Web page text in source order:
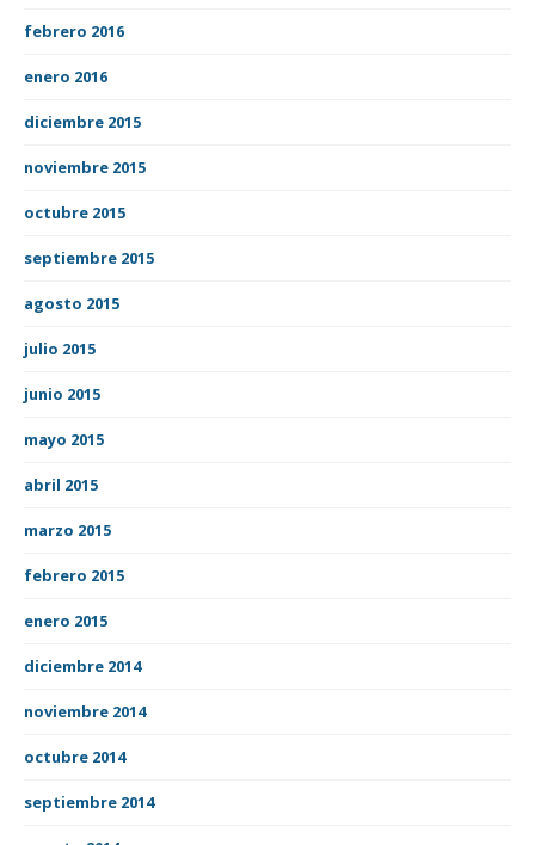
febrero 2016
enero 2016
diciembre 2015
noviembre 2015
octubre 2015
septiembre 2015
agosto 2015
julio 2015
junio 2015
mayo 2015
abril 2015
marzo 2015
febrero 2015
enero 2015
diciembre 2014
noviembre 2014
octubre 2014
septiembre 2014